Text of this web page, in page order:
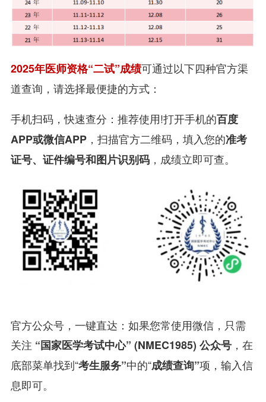
2025年医师资格“二试”成绩可通过以下四种官方渠
道查询，请选择最便捷的方式：
手机扫码，快速查分：推荐使用!打开手机的百度
APP或微信APP，扫描官方二维码，填入您的准考
证号、证件编号和图片识别码，成绩立即可查。
官方公众号，一键直达：如果您常使用微信，只需
关注 “国家医学考试中心” (NMEC1985) 公众号，在
底部菜单找到“考生服务”中的“成绩查询”项，输入信
息即可。